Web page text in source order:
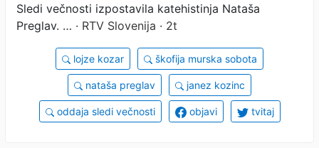
Sledi večnosti izpostavila katehistinja Nataša
Preglav. … · RTV Slovenija · 2t
lojze kozar škofija murska sobota
nataša preglav janez kozinc
oddaja sledi večnosti objavi tvitaj